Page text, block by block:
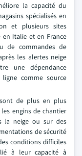
la capacité du
spécialisés en
et plusieurs sites
en Italie et en France
de commandes de
les alertes neige
une dépendance
comme source
de plus en plus
engins de chantier
la neige ou sur des
de sécurité
conditions difficiles
à leur capacité à